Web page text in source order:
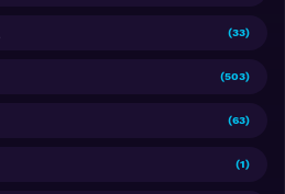
(33)
(503)
(63)
(1)